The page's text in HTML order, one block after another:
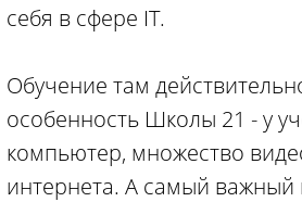
себя в сфере IT.
Обучение там
особенность Школы 21 - у
компьютер, множество
интернета. А самый важный